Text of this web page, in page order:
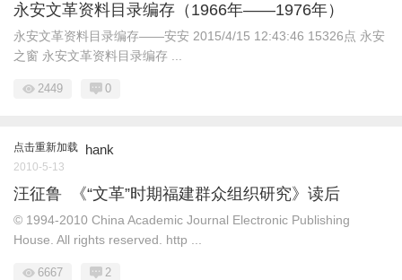
永安文革资料目录编存（1966年——1976年）
永安文革资料目录编存——安安 2015/4/15 12:43:46 15326点 永安
之窗 永安文革资料目录编存 ...
2449 0
点击重新加载 hank
2010-5-13
汪征鲁 《“文革”时期福建群众组织研究》读后
© 1994-2010 China Academic Journal Electronic Publishing
House. All rights reserved. http ...
6667 2